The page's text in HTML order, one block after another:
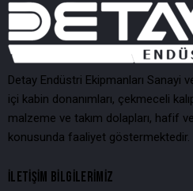
Detay Endüstri Ekipmanları Sanayi
içi kabin donanımları, çekmeceli
malzeme ve takım dolapları, hafif
konusunda faaliyet göstermektedir.
İLETIŞIM BILGILERIMIZ